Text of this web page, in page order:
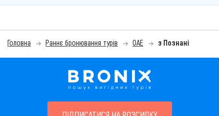
Головна Раннє бронювання турів ОАЕ з Познані